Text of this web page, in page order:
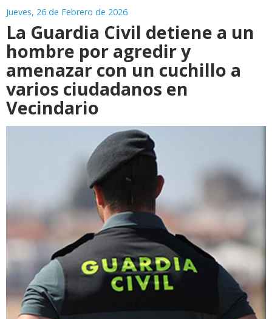
Jueves, 26 de Febrero de 2026
La Guardia Civil detiene a un
hombre por agredir y
amenazar con un cuchillo a
varios ciudadanos en
Vecindario